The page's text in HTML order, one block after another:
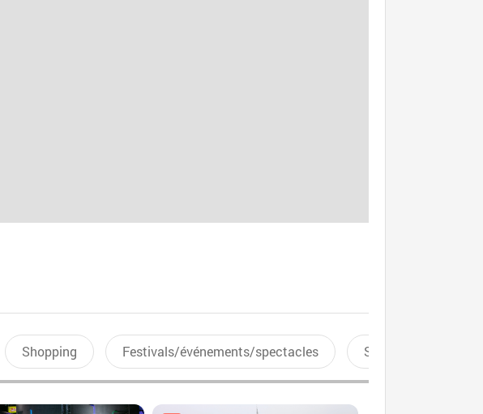
Shopping Festivals/événements/spectacles Sports aquatiques